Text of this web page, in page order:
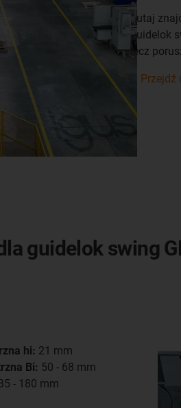
Tutaj
guidelok
lecz
Przejdź
guidelok swing
hi: 21 mm
Bi: 50 - 68 mm
- 180 mm